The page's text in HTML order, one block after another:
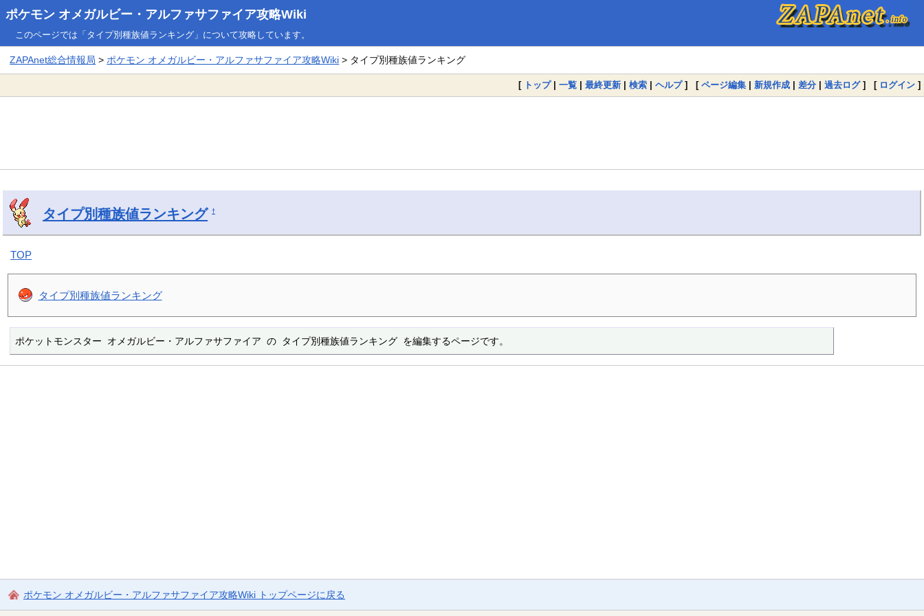
ポケモン オメガルビー・アルファサファイア攻略Wiki
このページでは「タイプ別種族値ランキング」について攻略しています。
ZAPAnet総合情報局 >ポケモン オメガルビー・アルファサファイア攻略Wiki > タイプ別種族値ランキング
[ トップ| 一覧 | 最終更新 | 検索 | ヘルプ] [ ページ編集 | 新規作成 | 差分 | 過去ログ] [ ログイン ]
タイプ別種族値ランキング †
TOP
タイプ別種族値ランキング
ポケットモンスター オメガルビー・アルファサファイア の タイプ別種族値ランキング を編集するページです。
ポケモン オメガルビー・アルファサファイア攻略Wiki トップページに戻る